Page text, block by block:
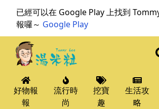
已經可以在 Google Play 上找到
報囉～ Google Play
好物報
報
流行時
尚
挖寶
趣
生活攻
略